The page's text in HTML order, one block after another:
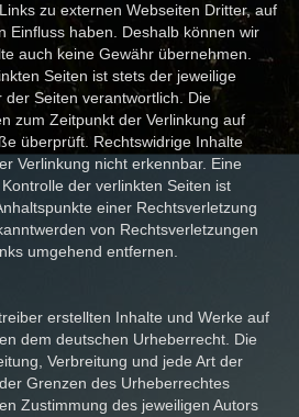
zu externen Webseiten Dritter, auf
Einfluss haben. Deshalb können wir
auch keine Gewähr übernehmen.
Seiten ist stets der jeweilige
Seiten verantwortlich. Die
zum Zeitpunkt der Verlinkung auf
überprüft. Rechtswidrige Inhalte
Verlinkung nicht erkennbar. Eine
der verlinkten Seiten ist
einer Rechtsverletzung
von Rechtsverletzungen
umgehend entfernen.
erstellten Inhalte und Werke auf
dem deutschen Urheberrecht. Die
Verbreitung und jede Art der
Grenzen des Urheberrechtes
Zustimmung des jeweiligen Autors